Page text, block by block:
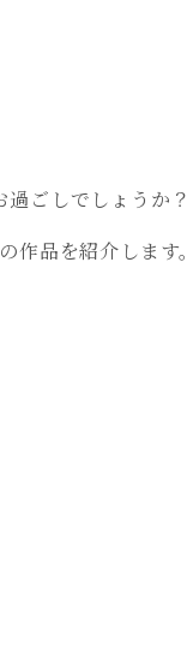
ごしでしょうか？
作品を紹介します。